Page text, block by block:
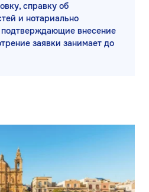
справку об
и нотариально
подтверждающие внесение
заявки занимает до